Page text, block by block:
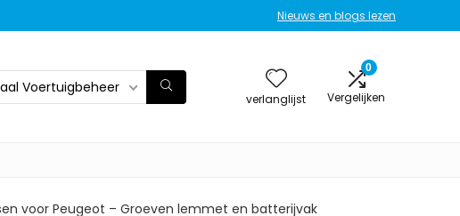
Nieuws en blogs lezen
Voertuigbeheer
verlanglijst
0
Vergelijken
voor Peugeot – Groeven lemmet en batterijvak